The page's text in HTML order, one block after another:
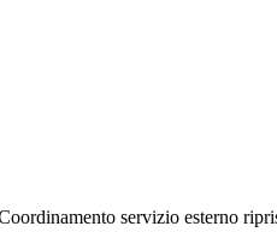
servizio esterno